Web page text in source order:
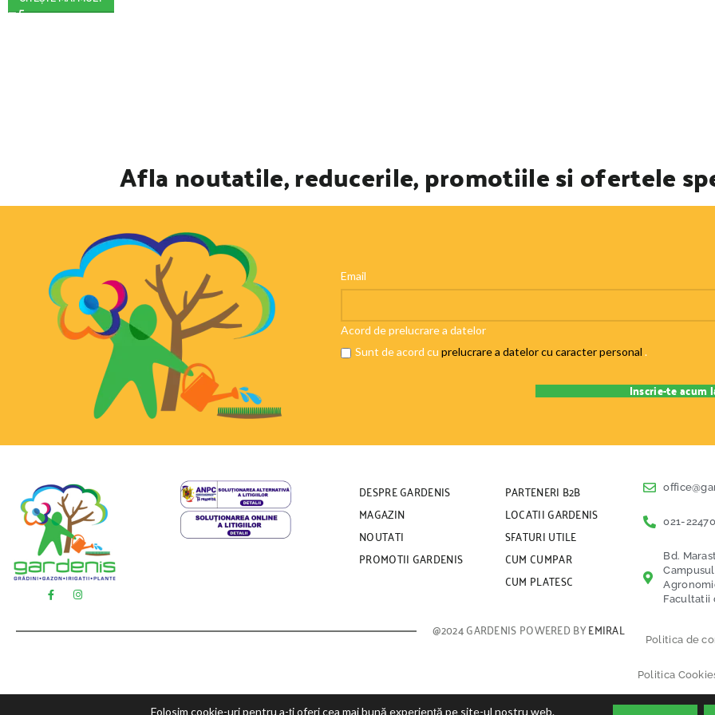
Afla noutatile, reducerile, promotiile si ofertele
Email
Acord de prelucrare a datelor
Sunt de acord cu prelucrare a datelor cu caracter personal .
DESPRE GARDENIS
MAGAZIN
NOUTATI
PROMOTII GARDENIS
PARTENERI B2B
LOCATII GARDENIS
SFATURI UTILE
CUM CUMPAR
CUM PLATESC
021-
Bd.
Facultatii
@2024 GARDENIS POWERED BYEMIRAL
Politica de
Politica
Folosim cookie-uri pentru a-ți oferi cea mai bună experiență pe site-ul nostru web.